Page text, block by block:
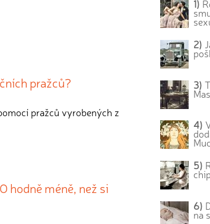
pražců?
pražců vyrobených z
hodně méně, než si
1)
2)
3)
4)
5)
6)
na